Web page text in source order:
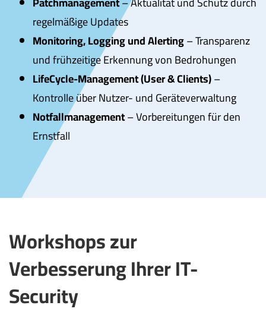
regelmäßige Updates
Monitoring, Logging und Alerting– Transparenz
und frühzeitige Erkennung von Bedrohungen
LifeCycle-Management (User & Clients)–
Kontrolle über Nutzer- und Geräteverwaltung
Notfallmanagement– Vorbereitungen für den
Ernstfall
Workshops zur
Verbesserung Ihrer IT-
Security